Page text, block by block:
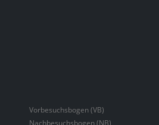
Vorbesuchsbogen (VB)
Nachbesuchsbogen (NB)